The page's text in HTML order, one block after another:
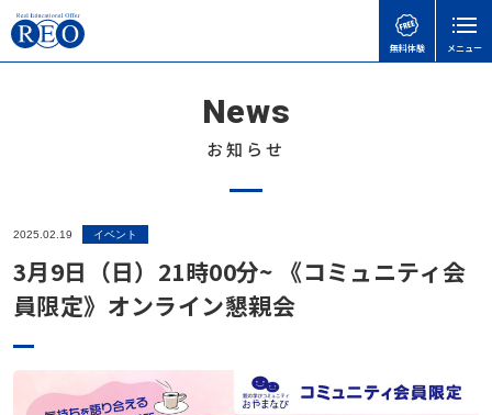
無料体験 メニュー
サポート内容
体験談
News
お知らせ
2025.02.19 イベント
3月9日（日）21時00分~ 《コミュニティ会
員限定》オンライン懇親会
子どもの接し方で
検 索
言い過ぎた後に親ができること
不登校の子どもに進路の話はいつする？親が知って
おきたい切り出し方と関わり方
不登校でゲームをやりすぎても大丈夫？
学習面・進路面で
検 索
える学校の特徴を解説
不登校でも合格可能！高卒認定試験 公共の勉強法
と出題範囲
令和8年度から「情報」が必修に｜高卒認定試験の
変更点と不登校生への影響をわかりやすく解説
親御さんのお悩みで
検 索
不登校のこどもの味方！自治体ごとの教育支援セン
ターの実際と活用事例
の子どもの“空白期間”について